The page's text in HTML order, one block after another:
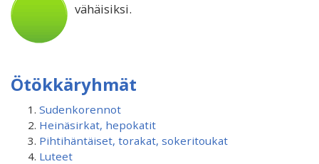
vähäisiksi.
Ötökkäryhmät
Sudenkorennot
Heinäsirkat, hepokatit
Pihtihäntäiset, torakat, sokeritoukat
Luteet